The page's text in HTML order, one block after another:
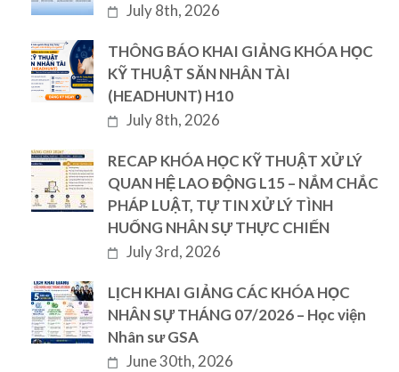
July 8th, 2026
THÔNG BÁO KHAI GIẢNG KHÓA HỌC
KỸ THUẬT SĂN NHÂN TÀI
(HEADHUNT) H10
July 8th, 2026
RECAP KHÓA HỌC KỸ THUẬT XỬ LÝ
QUAN HỆ LAO ĐỘNG L15 – NẮM CHẮC
PHÁP LUẬT, TỰ TIN XỬ LÝ TÌNH
HUỐNG NHÂN SỰ THỰC CHIẾN
July 3rd, 2026
LỊCH KHAI GIẢNG CÁC KHÓA HỌC
NHÂN SỰ THÁNG 07/2026 – Học viện
Nhân sư GSA
June 30th, 2026